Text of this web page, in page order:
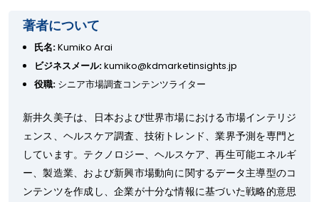
著者について
氏名:Kumiko Arai
ビジネスメール:kumiko@kdmarketinsights.jp
役職: シニア市場調査コンテンツライター
新井久美子は、日本および世界市場における市場インテリジ
ェンス、ヘルスケア調査、技術トレンド、業界予測を専門と
しています。テクノロジー、ヘルスケア、再生可能エネルギ
ー、製造業、および新興市場動向に関するデータ主導型のコ
ンテンツを作成し、企業が十分な情報に基づいた戦略的意思